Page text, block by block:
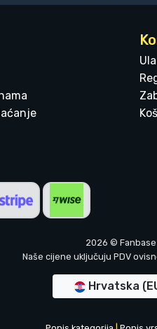
2026 © Fanbase
Naše cijene uključuju PDV
Hrvatska